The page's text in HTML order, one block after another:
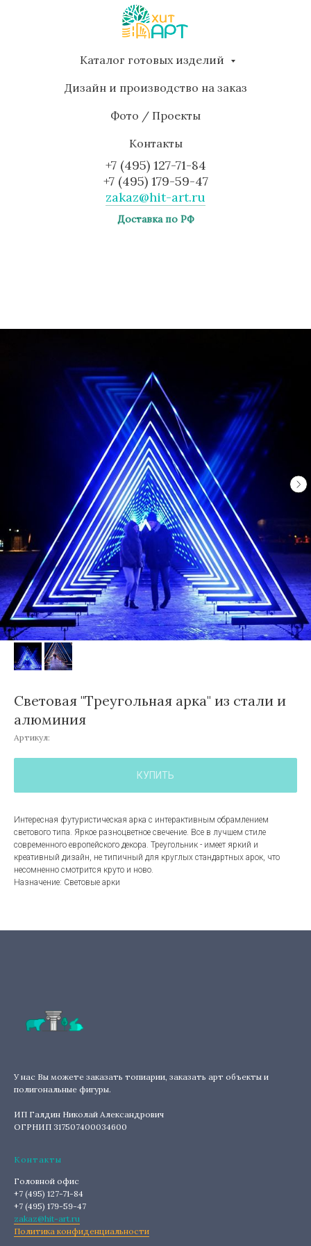
Каталог готовых изделий
Дизайн и производство на заказ
Фото / Проекты
Контакты
+7 (495) 127-71-84
+7 (495) 179-59-47
zakaz@hit-art.ru
Доставка по РФ
Световая "Треугольная арка" из стали и
алюминия
Артикул:
КУПИТЬ
Интересная футуристическая арка с интерактивным обрамлением
светового типа. Яркое разноцветное свечение. Все в лучшем стиле
современного европейского декора. Треугольник - имеет яркий и
креативный дизайн, не типичный для круглых стандартных арок, что
несомненно смотрится круто и ново.
Назначение: Световые арки
У нас Вы можете заказать топиарии, заказать арт объекты и
полигональные фигуры.
ИП Галдин Николай Александрович
ОГРНИП 317507400034600
Контакты
Головной офис
+7 (495) 127-71-84
+7 (495) 179-59-47
zakaz@hit-art.ru
Политика конфиденциальности